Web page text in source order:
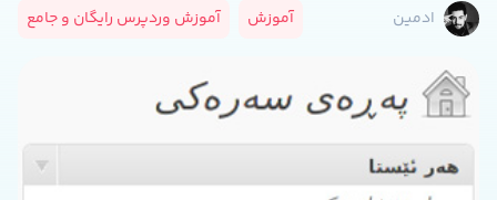
ادمین آموزش آموزش وردپرس رایگان و جامع